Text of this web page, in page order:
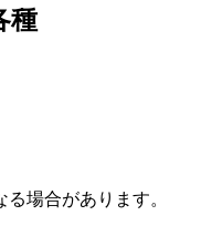
種
場合があります。